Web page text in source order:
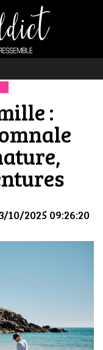
:
10/2025 09:26:20